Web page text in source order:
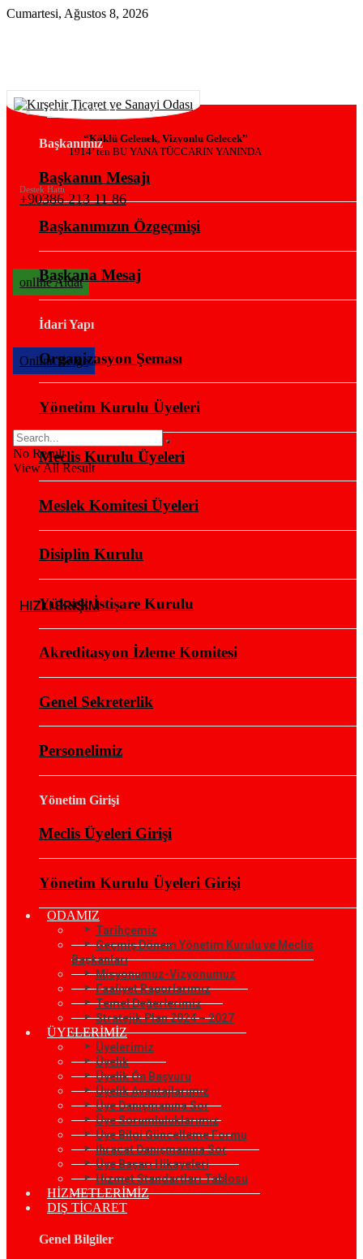
Cumartesi, Ağustos 8, 2026
“Köklü Gelenek, Vizyonlu Gelecek”
1914’ ten BU YANA TÜCCARIN YANINDA
Destek Hattı
+90386 213 11 86
onlIne Aidat
OnlIne Belge
No Result
View All Result
HIZLI ERİŞİM
KURUMSAL
Başkanımız
Başkanın Mesajı
Başkanımızın Özgeçmişi
Başkana Mesaj
İdari Yapı
Organizasyon Şeması
Yönetim Kurulu Üyeleri
Meclis Kurulu Üyeleri
Meslek Komitesi Üyeleri
Disiplin Kurulu
Yüksek İstişare Kurulu
Akreditasyon İzleme Komitesi
Genel Sekreterlik
Personelimiz
Yönetim Girişi
Meclis Üyeleri Girişi
Yönetim Kurulu Üyeleri Girişi
ODAMIZ
Tarihçemiz
Geçmiş Dönem Yönetim Kurulu ve Meclis
Başkanları
Misyonumuz-Vizyonumuz
Faaliyet Raporlarımız
Temel Değerlerimiz
Stratejik Plan 2024 – 2027
ÜYELERİMİZ
Üyelerimiz
Üyelik
Üyelik Ön Başvuru
Üyelik Avantajlarımız
Üye Danışmanına Sor
Üye Sorumluluklarımız
Üye Bilgi Güncelleme Formu
İhracat Danışmanına Sor
Üye Başarı Hikayeleri
Hizmet Standartları Tablosu
HİZMETLERİMİZ
DIŞ TİCARET
Genel Bilgiler